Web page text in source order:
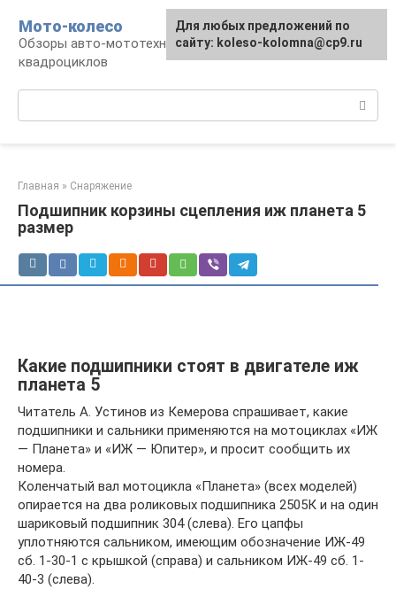
контенту
Мото-колесо
Обзоры авто-мототехники, снегоходов,
квадроциклов
Главная » Снаряжение
Подшипник корзины сцепления иж планета 5
размер
Какие подшипники стоят в двигателе иж
планета 5
Читатель А. Устинов из Кемерова спрашивает, какие
подшипники и сальники применяются на мотоциклах «ИЖ
— Планета» и «ИЖ — Юпитер», и просит сообщить их
номера.
Коленчатый вал мотоцикла «Планета» (всех моделей)
опирается на два роликовых подшипника 2505К и на один
шариковый подшипник 304 (слева). Его цапфы
уплотняются сальником, имеющим обозначение ИЖ-49
сб. 1-30-1 с крышкой (справа) и сальником ИЖ-49 сб. 1-
40-3 (слева).
Для любых предложений по
сайту: koleso-kolomna@cp9.ru